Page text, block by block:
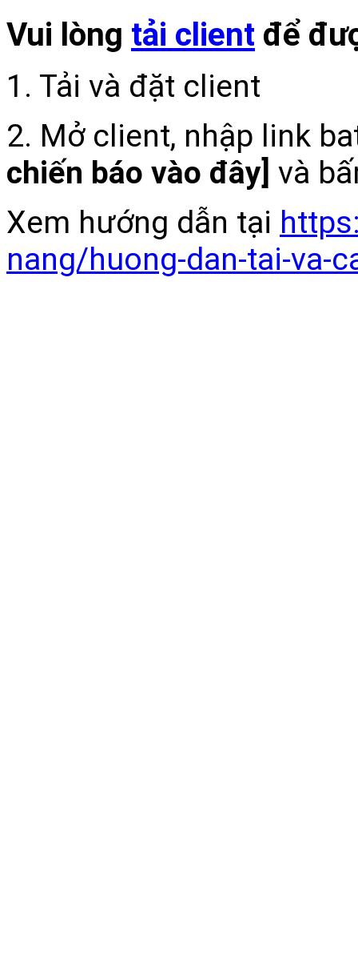
Vui lòng tải client để
1. Tải và đặt client
2. Mở client, nhập link
chiến báo vào đây] và
Xem hướng dẫn tại
nang/huong-dan-tai-va-